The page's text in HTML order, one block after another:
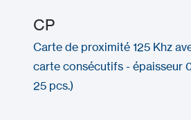
CP
Carte de proximité 125 Khz
carte consécutifs - épaisseur
25 pcs.)